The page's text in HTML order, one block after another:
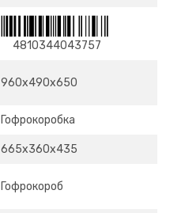
4810344043757
960х490х650
Гофрокоробка
665х360х435
Гофрокороб